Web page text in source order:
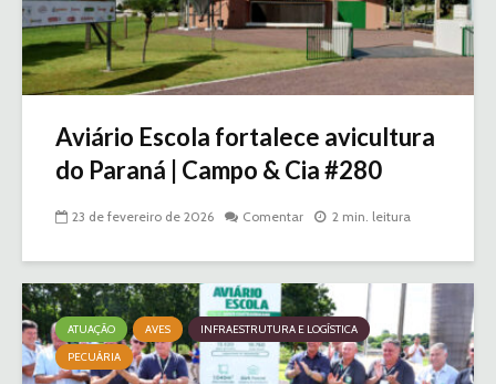
Aviário Escola fortalece avicultura
do Paraná | Campo & Cia #280
23 de fevereiro de 2026 Comentar 2 min. leitura
ATUAÇÃO AVES
INFRAESTRUTURA E LOGÍSTICA
PECUÁRIA